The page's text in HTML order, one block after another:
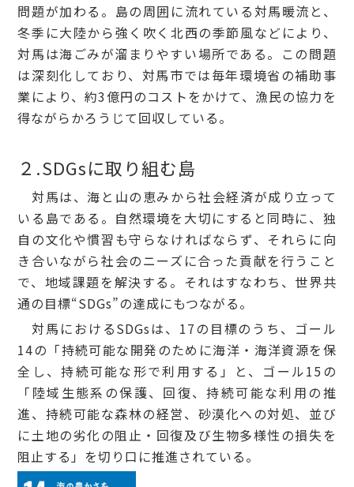
問題が加わる。島の周囲に流れている対馬暖流と、
冬季に大陸から強く吹く北西の季節風などにより、
対馬は海ごみが溜まりやすい場所である。この問題
は深刻化しており、対馬市では毎年環境省の補助事
業により、約3億円のコストをかけて、漁民の協力を
得ながらかろうじて回収している。
２.SDGsに取り組む島
対馬は、海と山の恵みから社会経済が成り立って
いる島である。自然環境を大切にすると同時に、独
自の文化や慣習も守らなければならず、それらに向
き合いながら社会のニーズに合った貢献を行うこと
で、地域課題を解決する。それはすなわち、世界共
通の目標“SDGs”の達成にもつながる。
対馬におけるSDGsは、17の目標のうち、ゴール
14の「持続可能な開発のために海洋・海洋資源を保
全し、持続可能な形で利用する」と、ゴール15の
「陸域生態系の保護、回復、持続可能な利用の推
進、持続可能な森林の経営、砂漠化への対処、並び
に土地の劣化の阻止・回復及び生物多様性の損失を
阻止する」を切り口に推進されている。